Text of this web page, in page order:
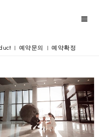
| 예약문의 | 예약확정